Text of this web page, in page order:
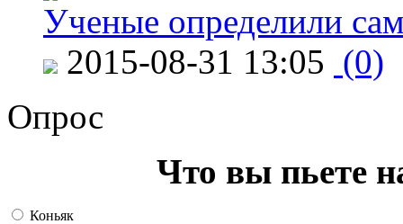
Ученые определили
2015-08-31 13:05 (0)
Опрос
Что вы пьете
Коньяк